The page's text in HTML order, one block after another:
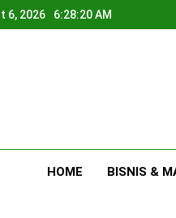
6, 2026 6:28:21 AM
HOME BISNIS &